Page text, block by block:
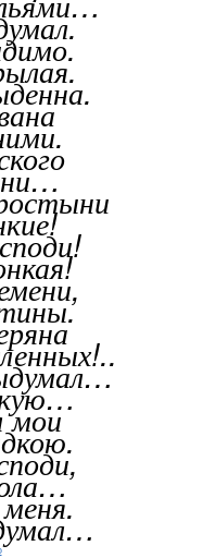
мои